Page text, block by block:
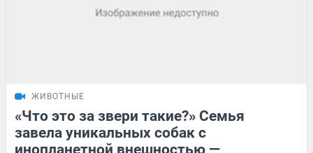
ЖИВОТНЫЕ
«Что это за звери такие?» Семья
завела уникальных собак с
инопланетной внешностью —